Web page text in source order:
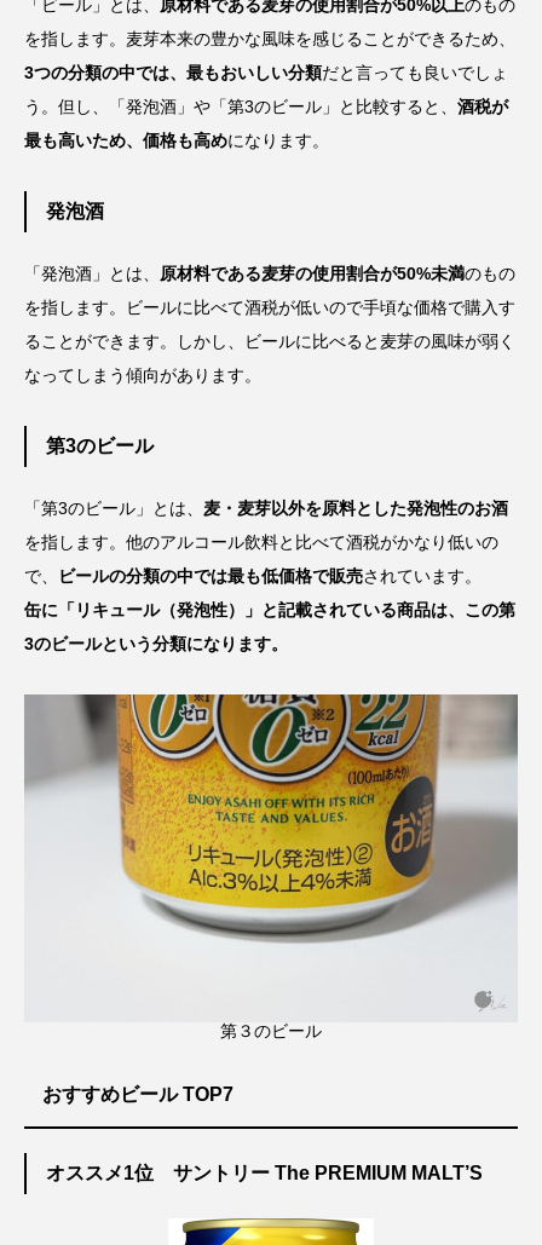
「ビール」とは、 原材料である麦芽の使用割合が50%以上のもの
を指します。麦芽本来の豊かな風味を感じることができるため、
3つの分類の中では、最もおいしい分類だと言っても良いでしょ
う。但し、「発泡酒」や「第3のビール」と比較すると、 酒税が
最も高いため、価格も高めになります。
発泡酒
「発泡酒」とは、 原材料である麦芽の使用割合が50%未満のもの
を指します。ビールに比べて酒税が低いので手頃な価格で購入す
ることができます。しかし、ビールに比べると麦芽の風味が弱く
なってしまう傾向があります。
第3のビール
「第3のビール」とは、 麦・麦芽以外を原料とした発泡性のお酒
を指します。他のアルコール飲料と比べて酒税がかなり低いの
で、
ビールの分類の中では最も低価格で販売されています。
缶に「リキュール（発泡性）」と記載されている商品は、この第
3のビールという分類になります。
第３のビール
おすすめビール TOP7
オススメ1位 サントリー The PREMIUM MALT’S